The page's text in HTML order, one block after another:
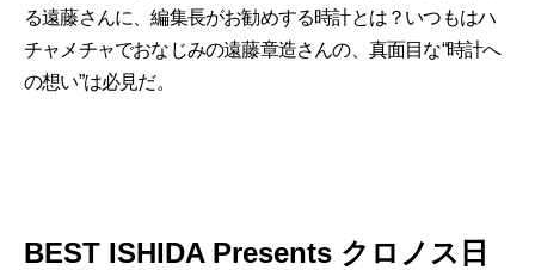
る遠藤さんに、編集長がお勧めする時計とは？いつもはハ
チャメチャでおなじみの遠藤章造さんの、真面目な“時計へ
の想い”は必見だ。
BEST ISHIDA Presents クロノス日